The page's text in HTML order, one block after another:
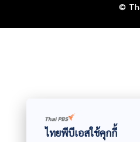
©
ไทยพีบีเอสใช้คุกกี้